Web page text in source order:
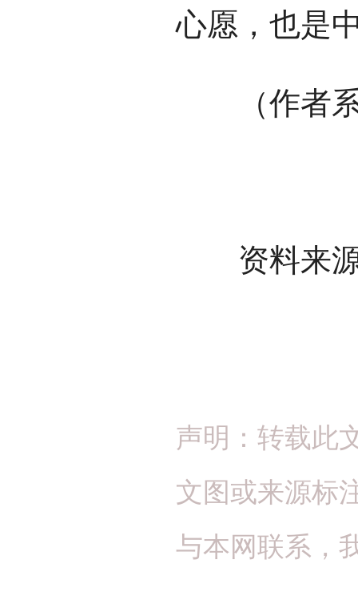
心愿，也是
（作者系
资料来源
声明：转载此
文图或来源标
与本网联系，